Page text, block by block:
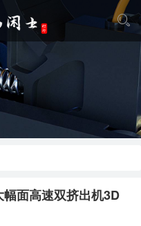
面高速双挤出机3D